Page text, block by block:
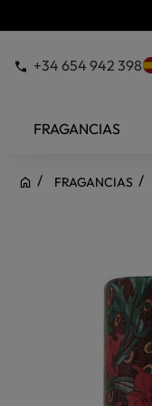
+34 654 942 398
FRAGANCIAS
FRAGANCIAS